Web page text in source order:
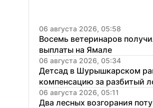
06 августа 2026, 05:58
Восемь ветеринаров
выплаты на Ямале
06 августа 2026, 05:34
Детсад в Шурышкарском
компенсацию за разбитый
06 августа 2026, 05:11
Два лесных возгорания